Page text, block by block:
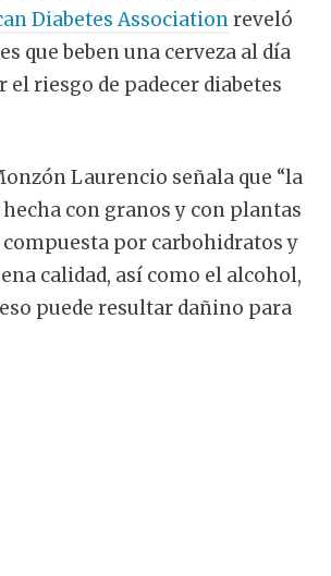
Diabetes Associationreveló
que beben una cerveza al día
el riesgo de padecer diabetes
Laurencio señala que “la
con granos y con plantas
por carbohidratos y
calidad, así como el alcohol,
puede resultar dañino para